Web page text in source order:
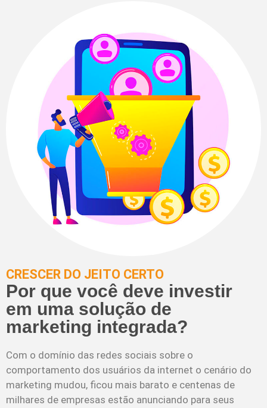
CRESCER DO JEITO CERTO
Por que você deve investir
em uma solução de
marketing integrada?
Com o domínio das redes sociais sobre o
comportamento dos usuários da internet o cenário do
marketing mudou, ficou mais barato e centenas de
milhares de empresas estão anunciando para seus